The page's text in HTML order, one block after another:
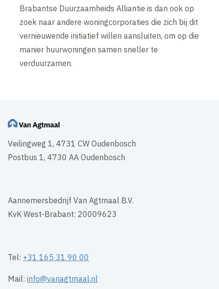
Brabantse Duurzaamheids Alliantie is dan ook op
zoek naar andere woningcorporaties die zich bij dit
vernieuwende initiatief willen aansluiten, om op die
manier huurwoningen samen sneller te
verduurzamen.
Veilingweg 1, 4731 CW Oudenbosch
Postbus 1, 4730 AA Oudenbosch
Aannemersbedrijf Van Agtmaal B.V.
KvK West-Brabant: 20009623
Tel: +31 165 31 90 00
Mail:info@vanagtmaal.nl